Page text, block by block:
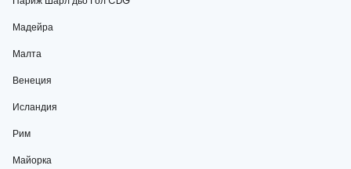
Мадейра
Малта
Венеция
Исландия
Рим
Майорка